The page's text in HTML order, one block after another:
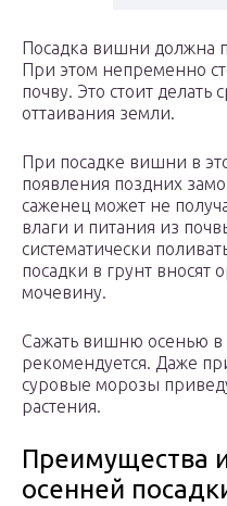
Посадка вишни должна
При этом непременно
почву. Это стоит делать
оттаивания земли.
При посадке вишни в
появления поздних
саженец может не
влаги и питания из
систематически
посадки в грунт вносят
мочевину.
Сажать вишню осенью в
рекомендуется. Даже
суровые морозы
растения.
Преимущества
осенней